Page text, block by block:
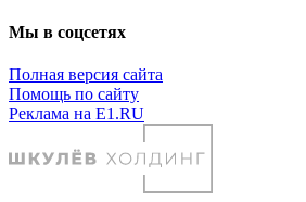
Мы в соцсетях
Полная версия сайта
Помощь по сайту
Реклама на E1.RU